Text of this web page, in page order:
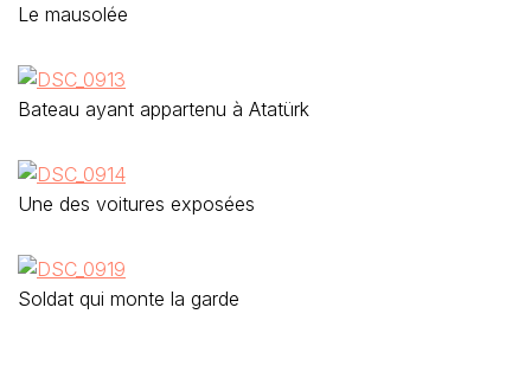
Le mausolée
Bateau ayant appartenu à Atatürk
Une des voitures exposées
Soldat qui monte la garde